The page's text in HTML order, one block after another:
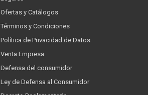
Ofertas y Catálogos
Términos y Condiciones
Política de Privacidad de Datos
Venta Empresa
Defensa del consumidor
Ley de Defensa al Consumidor